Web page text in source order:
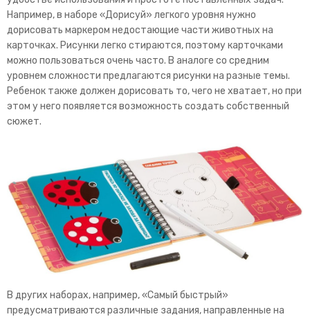
Например, в наборе «Дорисуй» легкого уровня нужно
дорисовать маркером недостающие части животных на
карточках. Рисунки легко стираются, поэтому карточками
можно пользоваться очень часто. В аналоге со средним
уровнем сложности предлагаются рисунки на разные темы.
Ребенок также должен дорисовать то, чего не хватает, но при
этом у него появляется возможность создать собственный
сюжет.
В других наборах, например, «Самый быстрый»
предусматриваются различные задания, направленные на